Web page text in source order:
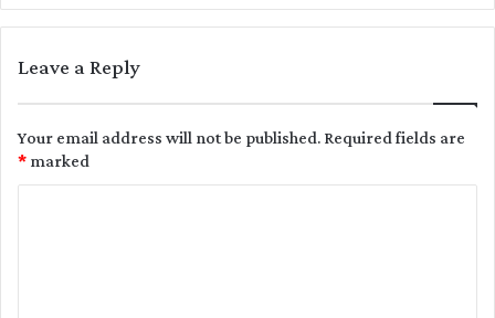
Leave a Reply
Your email address will not be published.Required fields are
marked
*